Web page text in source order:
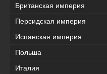
Британская империя
Персидская империя
Испанская империя
Польша
Италия